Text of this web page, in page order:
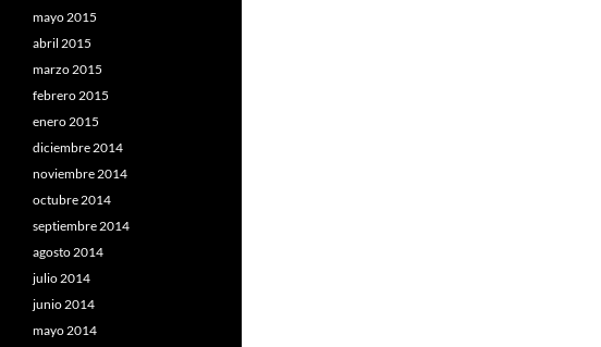
mayo 2015
abril 2015
marzo 2015
febrero 2015
enero 2015
diciembre 2014
noviembre 2014
octubre 2014
septiembre 2014
agosto 2014
julio 2014
junio 2014
mayo 2014